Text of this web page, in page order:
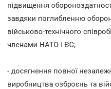
підвищення
завдяки поглибленню
військово-технічного
членами НАТО і ЄС;
- досягнення повної
виробництва озброєнь та